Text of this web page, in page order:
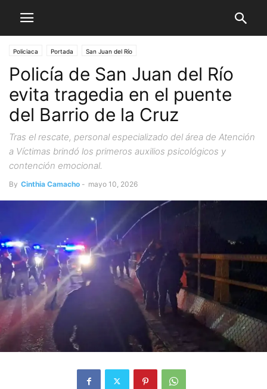
Policiaca Portada San Juan del Río
Policía de San Juan del Río
evita tragedia en el puente
del Barrio de la Cruz
Tras el rescate, personal especializado del área de Atención
a Víctimas brindó los primeros auxilios psicológicos y
contención emocional.
By Cinthia Camacho - mayo 10, 2026